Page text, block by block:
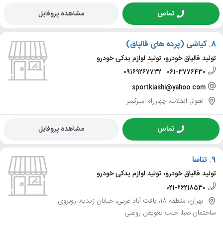
تماس مشاهده پروفایل
8. کیاشی (پرده های قالپاق)
تولید قالپاق خودرو، تولید لوازم یدکی خودرو
061-3776430
09169267732
sportkiashi@yahoo.com
اهواز، انقلاب، چهارراه امیرکبیر
تماس مشاهده پروفایل
9. تناسا
تولید قالپاق خودرو، تولید لوازم یدکی خودرو
021-66218530
تهران، منطقه 18، یافت آباد غربی، خیابان زندیه، روبروی
ساختمان صبا، جنب تعویض روغنی